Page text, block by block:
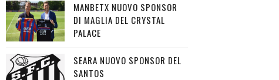
MANBETX NUOVO SPONSOR
DI MAGLIA DEL CRYSTAL
PALACE
SEARA NUOVO SPONSOR DEL
SANTOS